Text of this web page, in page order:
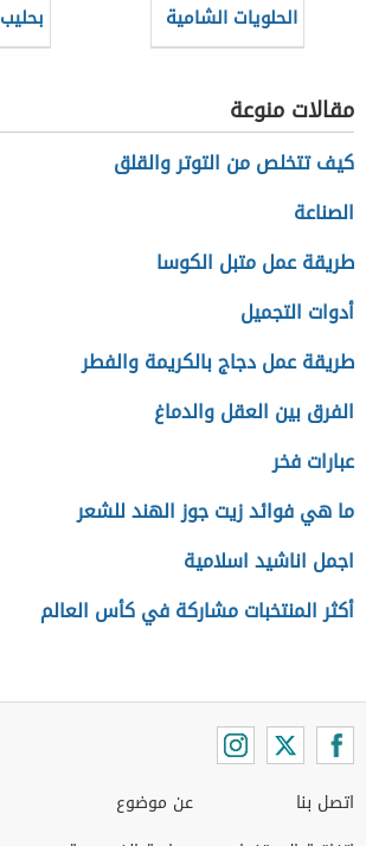
الحلويات الشامية
بحليب
مقالات منوعة
كيف تتخلص من التوتر والقلق
الصناعة
طريقة عمل متبل الكوسا
أدوات التجميل
طريقة عمل دجاج بالكريمة والفطر
الفرق بين العقل والدماغ
عبارات فخر
ما هي فوائد زيت جوز الهند للشعر
اجمل اناشيد اسلامية
أكثر المنتخبات مشاركة في كأس العالم
اتصل بنا
عن موضوع